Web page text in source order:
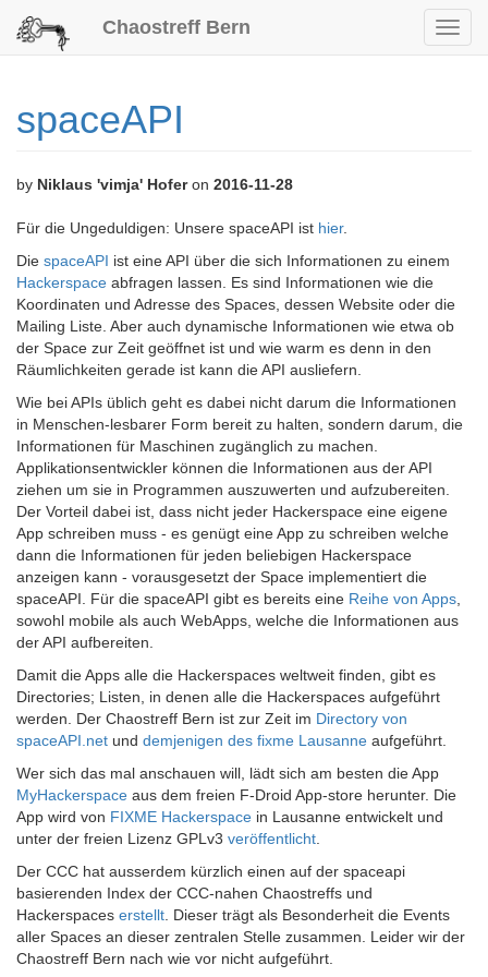
Chaostreff Bern
spaceAPI
by Niklaus 'vimja' Hoferon 2016-11-28
Für die Ungeduldigen: Unsere spaceAPI ist hier.
Die spaceAPI ist eine API über die sich Informationen zu einem
Hackerspace abfragen lassen. Es sind Informationen wie die
Koordinaten und Adresse des Spaces, dessen Website oder die
Mailing Liste. Aber auch dynamische Informationen wie etwa ob
der Space zur Zeit geöffnet ist und wie warm es denn in den
Räumlichkeiten gerade ist kann die API ausliefern.
Wie bei APIs üblich geht es dabei nicht darum die Informationen
in Menschen-lesbarer Form bereit zu halten, sondern darum, die
Informationen für Maschinen zugänglich zu machen.
Applikationsentwickler können die Informationen aus der API
ziehen um sie in Programmen auszuwerten und aufzubereiten.
Der Vorteil dabei ist, dass nicht jeder Hackerspace eine eigene
App schreiben muss - es genügt eine App zu schreiben welche
dann die Informationen für jeden beliebigen Hackerspace
anzeigen kann - vorausgesetzt der Space implementiert die
spaceAPI. Für die spaceAPI gibt es bereits eine Reihe von Apps
sowohl mobile als auch WebApps, welche die Informationen aus
der API aufbereiten.
Damit die Apps alle die Hackerspaces weltweit finden, gibt es
Directories; Listen, in denen alle die Hackerspaces aufgeführt
werden. Der Chaostreff Bern ist zur Zeit im Directory von
spaceAPI.net und demjenigen des fixme Lausanne aufgeführt.
Wer sich das mal anschauen will, lädt sich am besten die App
MyHackerspace aus dem freien F-Droid App-store herunter. Die
App wird von FIXME Hackerspace in Lausanne entwickelt und
unter der freien Lizenz GPLv3 veröffentlicht
Der CCC hat ausserdem kürzlich einen auf der spaceapi
basierenden Index der CCC-nahen Chaostreffs und
Hackerspaces erstellt . Dieser trägt als Besonderheit die Events
aller Spaces an dieser zentralen Stelle zusammen. Leider wir der
Chaostreff Bern nach wie vor nicht aufgeführt.